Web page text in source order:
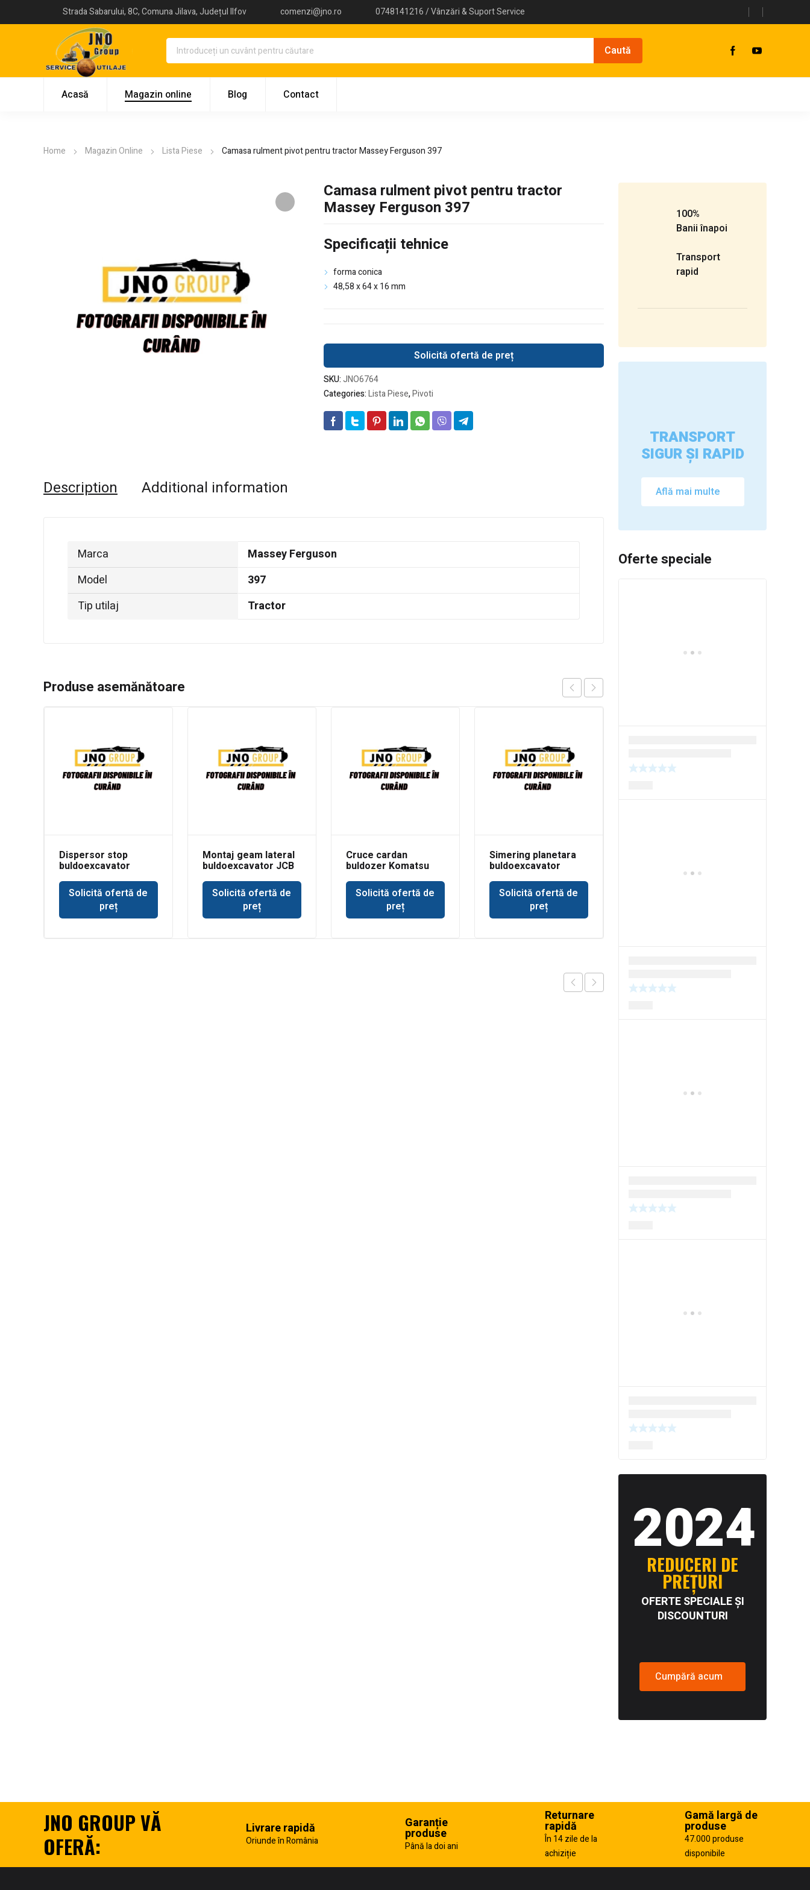
Strada Sabarului, 8C, Comuna Jilava, Județul Ilfov comenzi@jno.ro 0748141216 / Vânzări & Suport Service
Acasă Magazin online Blog Contact
Home Magazin Online Lista Piese Camasa rulment pivot pentru tractor Massey Ferguson 397
Camasa rulment pivot pentru tractor
Massey Ferguson 397
Specificații tehnice
forma conica
48,58 x 64 x 16 mm
Solicită ofertă de preț
SKU:JNO6764
Categories:Lista Piese,Pivoti
Description Additional information
Marca
Massey Ferguson
Model
397
Tip utilaj
Tractor
Produse asemănătoare
Dispersor stop
buldoexcavator
Solicită ofertă de
preț
Montaj geam lateral
buldoexcavator JCB
Solicită ofertă de
preț
Cruce cardan
buldozer Komatsu
Solicită ofertă de
preț
Simering planetara
buldoexcavator
Solicită ofertă de
preț
100%
Banii înapoi
Transport
rapid
TRANSPORT
SIGUR ȘI RAPID
Află mai multe
Oferte speciale
2024
REDUCERI DE
PREȚURI
OFERTE SPECIALE ȘI
DISCOUNTURI
Cumpără acum
JNO GROUP VĂ
OFERĂ:
Livrare rapidă
Oriunde în România
Garanție
produse
Până la doi ani
Returnare
rapidă
În 14 zile de la
achiziție
Gamă largă de
produse
47.000 produse
disponibile